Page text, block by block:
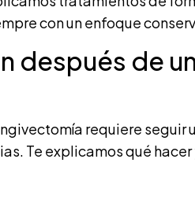
con un enfoque
después de
requiere
Te explicamos qué hacer